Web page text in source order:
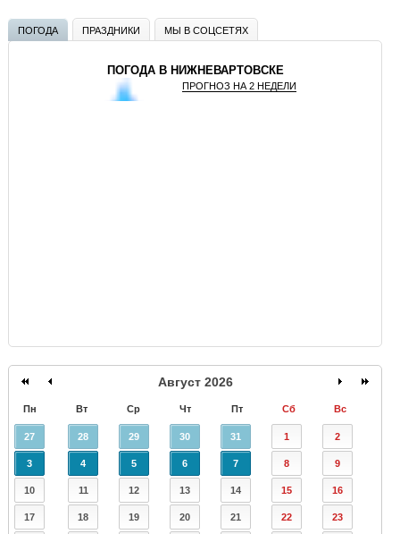
ПОГОДА ПРАЗДНИКИ МЫ В СОЦСЕТЯХ
ПОГОДА В НИЖНЕВАРТОВСКЕ
ПРОГНОЗ НА 2 НЕДЕЛИ
Август 2026
Пн Вт Ср Чт Пт Сб Вс
27 28 29 30 31 1 2
3 4 5 6 7 8 9
10 11 12 13 14 15 16
17 18 19 20 21 22 23